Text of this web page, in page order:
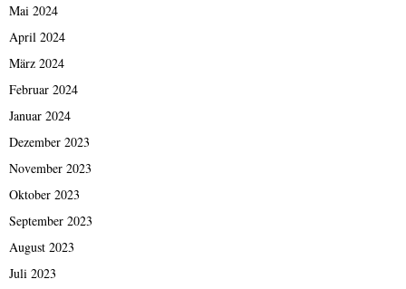
Mai 2024
April 2024
März 2024
Februar 2024
Januar 2024
Dezember 2023
November 2023
Oktober 2023
September 2023
August 2023
Juli 2023